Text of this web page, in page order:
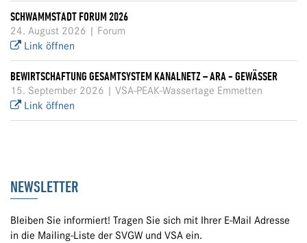
SCHWAMMSTADT FORUM 2026
24. August 2026 | Forum
Link öffnen
BEWIRTSCHAFTUNG GESAMTSYSTEM KANALNETZ – ARA - GEWÄSSER
15. September 2026 | VSA-PEAK-Wassertage Emmetten
Link öffnen
NEWSLETTER
Bleiben Sie informiert! Tragen Sie sich mit Ihrer E-Mail Adresse
in die Mailing-Liste der SVGW und VSA ein.